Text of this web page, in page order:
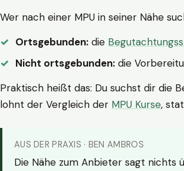
Wer nach einer MPU in seiner Nähe
Ortsgebunden: die
Nicht ortsgebunden: die
Praktisch heißt das: Du suchst dir die
lohnt der Vergleich der MPU Kurse,
AUS DER PRAXIS · BEN AMBROS
Die Nähe zum Anbieter sagt nichts